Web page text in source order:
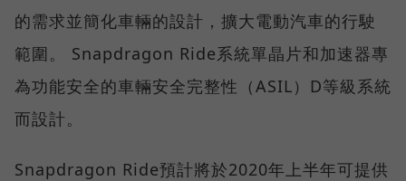
的需求並簡化車輛的設計，擴大電動汽車的行駛
範圍。 Snapdragon Ride系統單晶片和加速器專
為功能安全的車輛安全完整性（ASIL）D等級系統
而設計。
Snapdragon Ride預計將於2020年上半年可提供